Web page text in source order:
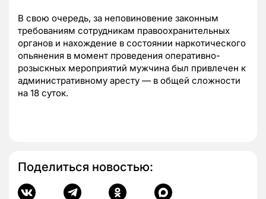
В свою очередь, за неповиновение законным
требованиям сотрудникам правоохранительных
органов и нахождение в состоянии наркотического
опьянения в момент проведения оперативно-
розыскных мероприятий мужчина был привлечен к
административному аресту — в общей сложности
на 18 суток.
Поделиться новостью: